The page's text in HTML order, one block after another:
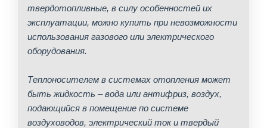
твердотопливные, в силу особенностей их
эксплуатации, можно купить при невозможности
использования газового или электрического
оборудования.
Теплоносителем в системах отопления может
быть жидкость – вода или антифриз, воздух,
подающийся в помещение по системе
воздуховодов, электрический ток и твердый